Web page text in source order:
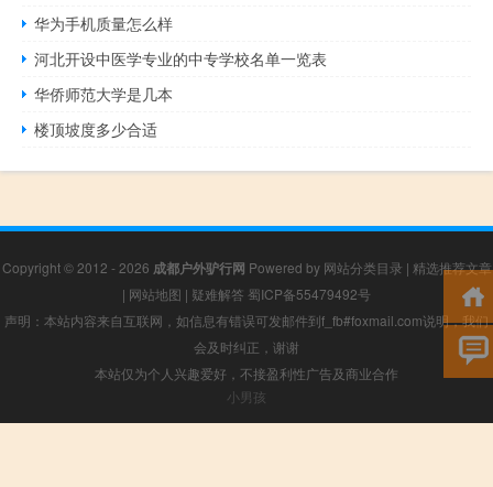
华为手机质量怎么样
河北开设中医学专业的中专学校名单一览表
华侨师范大学是几本
楼顶坡度多少合适
Copyright © 2012 - 2026 成都户外驴行网 Powered by 网站分类目录 | 精选推荐文章
| 网站地图 | 疑难解答 蜀ICP备55479492号
声明：本站内容来自互联网，如信息有错误可发邮件到f_fb#foxmail.com说明，我们
会及时纠正，谢谢
本站仅为个人兴趣爱好，不接盈利性广告及商业合作
小男孩